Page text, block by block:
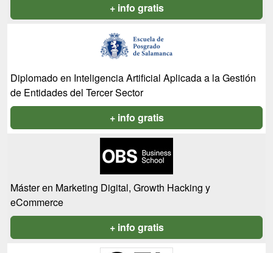
+ info gratis
Diplomado en Inteligencia Artificial Aplicada a la Gestión
de Entidades del Tercer Sector
+ info gratis
Máster en Marketing Digital, Growth Hacking y
eCommerce
+ info gratis